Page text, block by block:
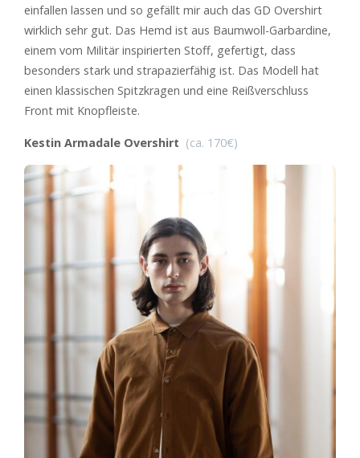
einfallen lassen und so gefällt mir auch das GD Overshirt
wirklich sehr gut. Das Hemd ist aus Baumwoll-Garbardine,
einem vom Militär inspirierten Stoff, gefertigt, dass
besonders stark und strapazierfähig ist. Das Modell hat
einen klassischen Spitzkragen und eine Reißverschluss
Front mit Knopfleiste.
Kestin Armadale Overshirt (ca. 170€)